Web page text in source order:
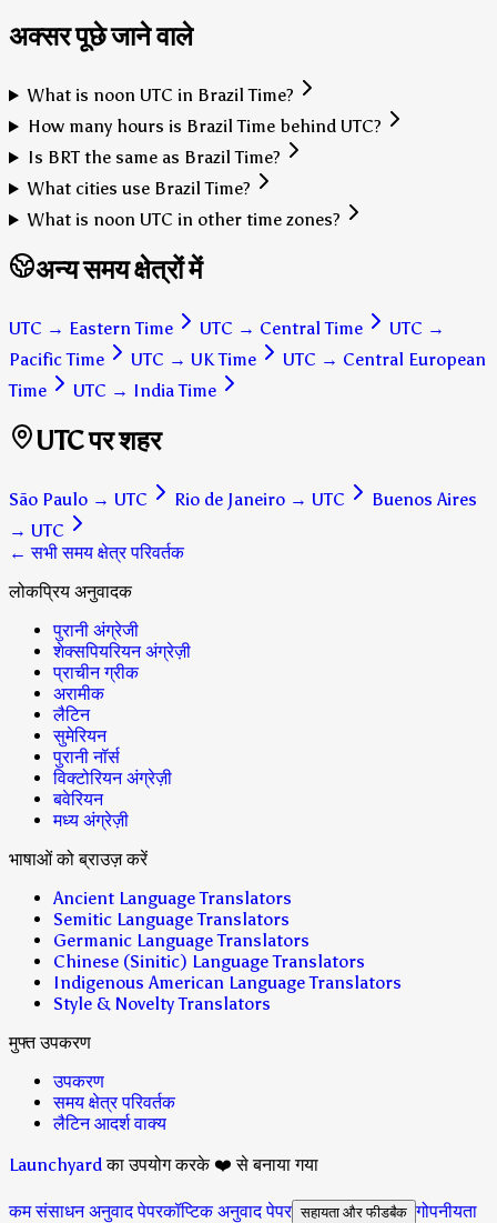
अक्सर पूछे जाने वाले
What is noon UTC in Brazil Time?
How many hours is Brazil Time behind UTC?
Is BRT the same as Brazil Time?
What cities use Brazil Time?
What is noon UTC in other time zones?
अन्य समय क्षेत्रों में
UTC → Eastern Time UTC → Central Time UTC →
Pacific Time
UTC → UK Time UTC → Central European
Time
UTC → India Time
UTC पर शहर
São Paulo → UTC Rio de Janeiro → UTC
Buenos Aires
→ UTC
← सभी समय क्षेत्र परिवर्तक
लोकप्रिय अनुवादक
पुरानी अंग्रेजी
शेक्सपियरियन अंग्रेज़ी
प्राचीन ग्रीक
अरामीक
लैटिन
सुमेरियन
पुरानी नॉर्स
विक्टोरियन अंग्रेज़ी
बवेरियन
मध्य अंग्रेज़ी
भाषाओं को ब्राउज़ करें
Ancient Language Translators
Semitic Language Translators
Germanic Language Translators
Chinese (Sinitic) Language Translators
Indigenous American Language Translators
Style & Novelty Translators
मुफ्त उपकरण
उपकरण
समय क्षेत्र परिवर्तक
लैटिन आदर्श वाक्य
Launchyardका उपयोग करके ❤️ से बनाया गया
कम संसाधन अनुवाद पेपरकॉप्टिक अनुवाद पेपर सहायता और फीडबैक गोपनीयता